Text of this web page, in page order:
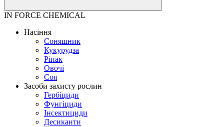
IN FORCE CHEMICAL
Насіння
Соняшник
Кукурудза
Ріпак
Овочі
Соя
Засоби захисту рослин
Гербіциди
Фунгіциди
Інсектициди
Десиканти